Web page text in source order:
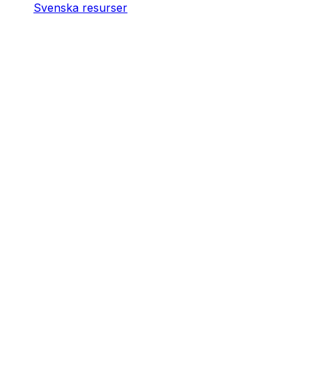
Svenska resurser